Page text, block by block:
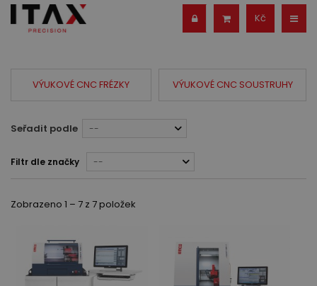
Kč
VÝUKOVÉ CNC FRÉZKY VÝUKOVÉ CNC SOUSTRUHY
Seřadit podle --
Filtr dle značky --
Zobrazeno 1 – 7 z 7 položek